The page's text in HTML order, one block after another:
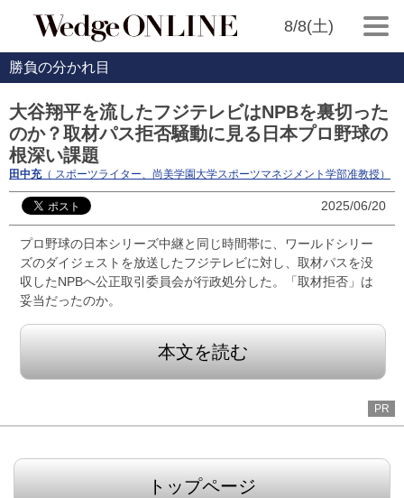
8/8(土)
勝負の分かれ目
大谷翔平を流したフジテレビはNPBを裏切った
のか？取材パス拒否騒動に見る日本プロ野球の
根深い課題
田中充（ スポーツライター、尚美学園大学スポーツマネジメント学部准教授）
2025/06/20
プロ野球の日本シリーズ中継と同じ時間帯に、ワールドシリー
ズのダイジェストを放送したフジテレビに対し、取材パスを没
収したNPBへ公正取引委員会が行政処分した。「取材拒否」は
妥当だったのか。
本文を読む
PR
トップページ